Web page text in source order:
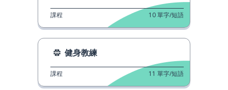
課程 10單字/短語
健身教練
課程 11 單字/短語